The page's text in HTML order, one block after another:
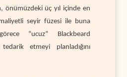
önümüzdeki üç yıl içinde en
seyir füzesi ile buna
“ucuz” Blackbeard
etmeyi planladığını